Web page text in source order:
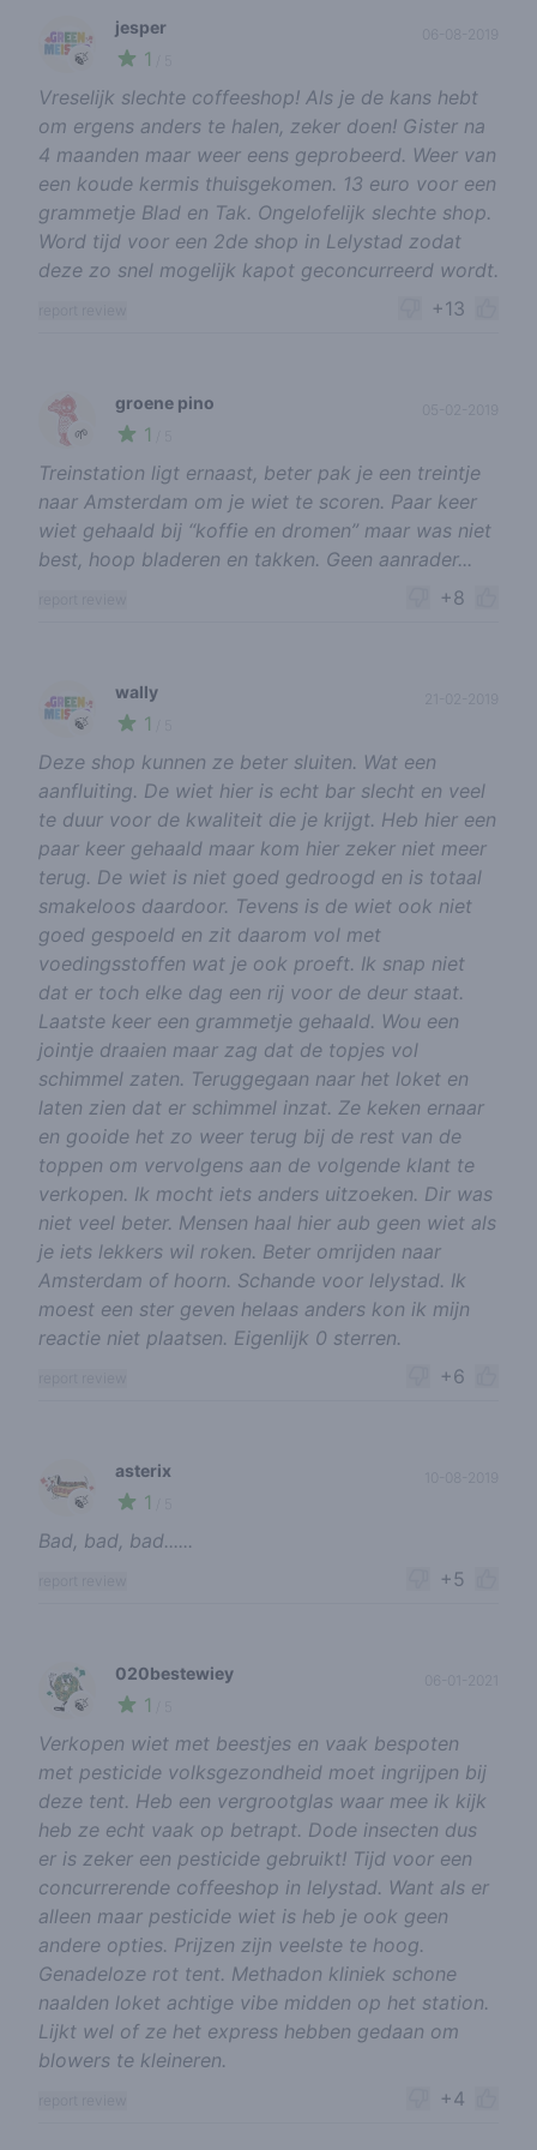
🍃
jesper
1
Vreselijk slechte coffeeshop! Als je de kans hebt
om ergens anders te halen, zeker doen! Gister na
4 maanden maar weer eens geprobeerd. Weer van
een koude kermis thuisgekomen. 13 euro voor een
grammetje Blad en Tak. Ongelofelijk slechte shop.
Word tijd voor een 2de shop in Lelystad zodat
deze zo snel mogelijk kapot geconcurreerd wordt.
+13
🌱
groene pino
1
Treinstation ligt ernaast, beter pak je een treintje
naar Amsterdam om je wiet te scoren. Paar keer
wiet gehaald bij “koffie en dromen” maar was niet
best, hoop bladeren en takken. Geen aanrader...
+8
🍃
wally
1
Deze shop kunnen ze beter sluiten. Wat een
aanfluiting. De wiet hier is echt bar slecht en veel
te duur voor de kwaliteit die je krijgt. Heb hier een
paar keer gehaald maar kom hier zeker niet meer
terug. De wiet is niet goed gedroogd en is totaal
smakeloos daardoor. Tevens is de wiet ook niet
goed gespoeld en zit daarom vol met
voedingsstoffen wat je ook proeft. Ik snap niet
dat er toch elke dag een rij voor de deur staat.
Laatste keer een grammetje gehaald. Wou een
jointje draaien maar zag dat de topjes vol
schimmel zaten. Teruggegaan naar het loket en
laten zien dat er schimmel inzat. Ze keken ernaar
en gooide het zo weer terug bij de rest van de
toppen om vervolgens aan de volgende klant te
verkopen. Ik mocht iets anders uitzoeken. Dir was
niet veel beter. Mensen haal hier aub geen wiet als
je iets lekkers wil roken. Beter omrijden naar
Amsterdam of hoorn. Schande voor lelystad. Ik
moest een ster geven helaas anders kon ik mijn
reactie niet plaatsen. Eigenlijk 0 sterren.
+6
🍃
asterix
1
Bad, bad, bad......
+5
🍃
020bestewiey
1
Verkopen wiet met beestjes en vaak bespoten
met pesticide volksgezondheid moet ingrijpen bij
deze tent. Heb een vergrootglas waar mee ik kijk
heb ze echt vaak op betrapt. Dode insecten dus
er is zeker een pesticide gebruikt! Tijd voor een
concurrerende coffeeshop in lelystad. Want als er
alleen maar pesticide wiet is heb je ook geen
andere opties. Prijzen zijn veelste te hoog.
Genadeloze rot tent. Methadon kliniek schone
naalden loket achtige vibe midden op het station.
Lijkt wel of ze het express hebben gedaan om
blowers te kleineren.
+4